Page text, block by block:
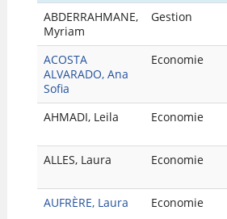
LABORATOIRE CITOYEN
VALORISATION
ARCHIVES
ABDERRAHMANE,
Myriam
Gestion
ACOSTA
ALVARADO, Ana
Sofia
Economie
AHMADI, Leila Economie
ALLES, Laura Economie
AUFRÈRE, Laura Economie